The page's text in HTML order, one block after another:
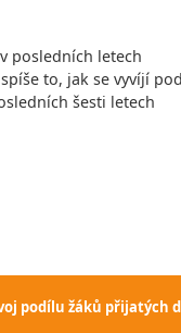
posledních letech
to, jak se vyvíjí
šesti letech
podílu žáků přijatých